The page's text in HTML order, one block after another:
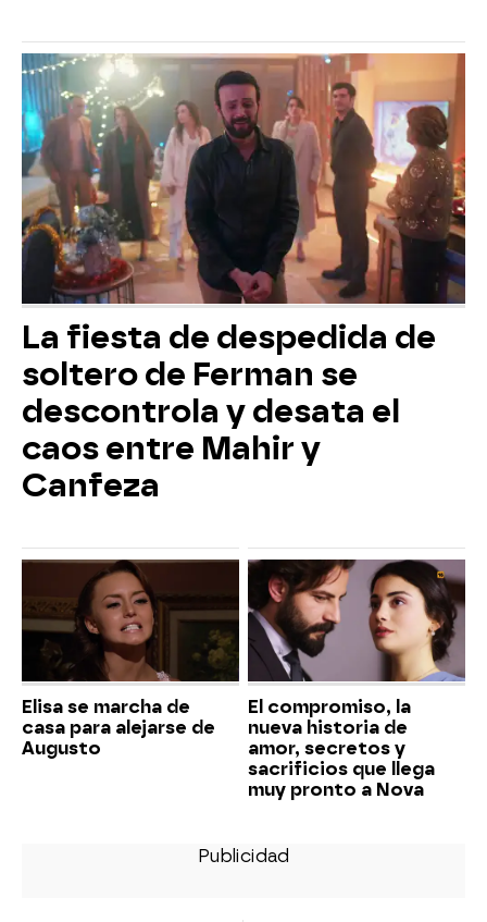
La fiesta de despedida de
soltero de Ferman se
descontrola y desata el
caos entre Mahir y
Canfeza
Elisa se marcha de
casa para alejarse de
Augusto
El compromiso, la
nueva historia de
amor, secretos y
sacrificios que llega
muy pronto a Nova